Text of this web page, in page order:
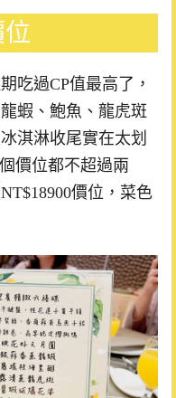
吃過CP值最高了，
蝦、鮑魚、龍虎斑
淇淋收尾實在太划
價位都不超過兩
價位，菜色